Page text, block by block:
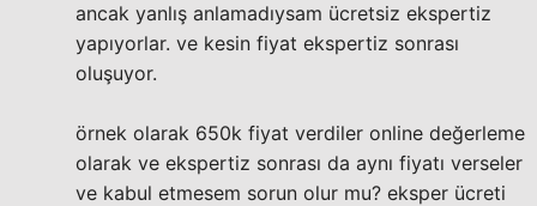
ancak yanlış anlamadıysam ücretsiz ekspertiz
yapıyorlar. ve kesin fiyat ekspertiz sonrası
oluşuyor.
örnek olarak 650k fiyat verdiler online değerleme
olarak ve ekspertiz sonrası da aynı fiyatı verseler
ve kabul etmesem sorun olur mu? eksper ücreti